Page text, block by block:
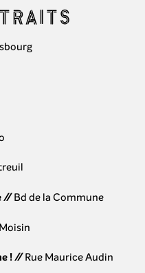
//Bd de la Commune
!//Rue Maurice Audin